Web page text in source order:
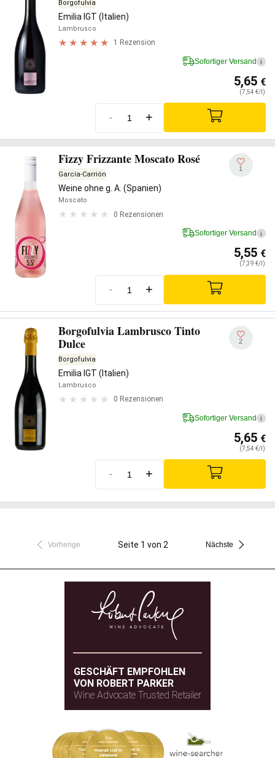
Borgofulvia
Emilia IGT (Italien)
Lambrusco
1 Rezension
Sofortiger Versand i
5,65 €
(7,54 €/l)
- +
Fizzy Frizzante Moscato Rosé
García-Carrión
Weine ohne g. A. (Spanien)
Moscato
0 Rezensionen
1
Sofortiger Versand i
5,55 €
(7,39 €/l)
- +
Borgofulvia Lambrusco Tinto
Dulce
Borgofulvia
Emilia IGT (Italien)
Lambrusco
0 Rezensionen
2
Sofortiger Versand i
5,65 €
(7,54 €/l)
- +
Vorherige Seite 1 von 2 Nächste
GESCHÄFT EMPFOHLEN
VON ROBERT PARKER
Wine Advocate Trusted Retailer